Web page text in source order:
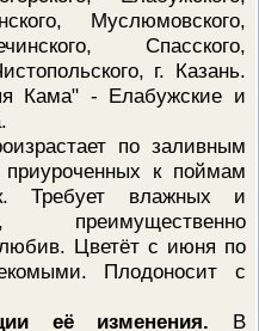
Муслюмовского,
Спасского,
г. Казань.
Кама" - Елабужские и
по заливным
к поймам
Требует влажных и
преимущественно
Цветёт с июня по
Плодоносит с
её изменения. В